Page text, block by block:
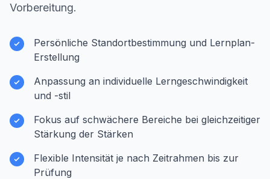
Vorbereitung.
Persönliche Standortbestimmung und Lernplan-
Erstellung
Anpassung an individuelle Lerngeschwindigkeit
und -stil
Fokus auf schwächere Bereiche bei gleichzeitiger
Stärkung der Stärken
Flexible Intensität je nach Zeitrahmen bis zur
Prüfung